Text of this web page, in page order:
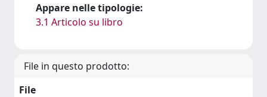
Appare nelle tipologie:
3.1 Articolo su libro
File in questo prodotto:
File